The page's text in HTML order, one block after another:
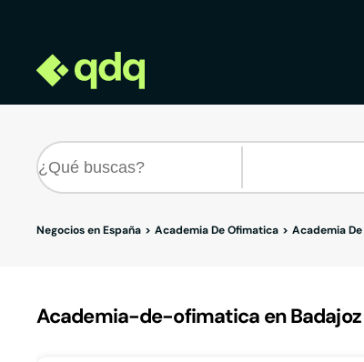
Negocios en España Academia De Ofimatica Academia
Academia-de-ofimatica en Badajoz